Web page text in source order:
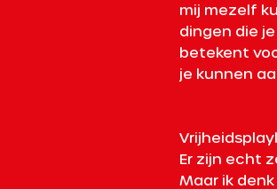
mij mezelf
dingen die
betekent
je kunnen
Er zijn echt
Maar ik